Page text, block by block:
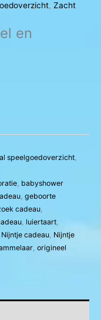
, Zacht
en
speelgoedoverzicht,
, babyshower
, geboorte
cadeau,
, luiertaart,
Nijntje cadeau, Nijntje
, origineel